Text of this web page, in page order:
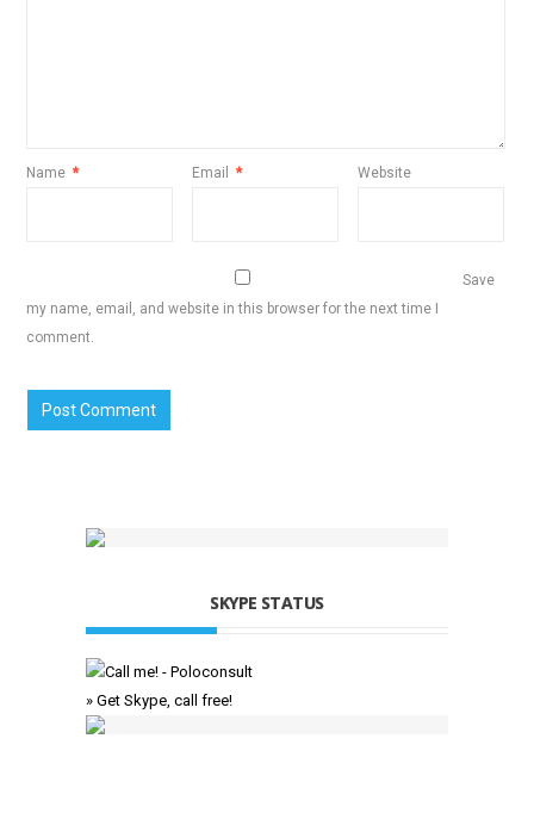
Name * Email * Website
Save
my name, email, and website in this browser for the next time I
comment.
SKYPE STATUS
» Get Skype, call free!